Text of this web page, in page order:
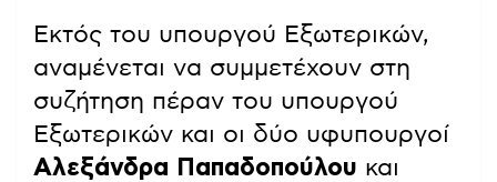
Εκτός του υπουργού Εξωτερικών,
αναμένεται να συμμετέχουν στη
συζήτηση πέραν του υπουργού
Εξωτερικών και οι δύο υφυπουργοί
Αλεξάνδρα Παπαδοπούλου και